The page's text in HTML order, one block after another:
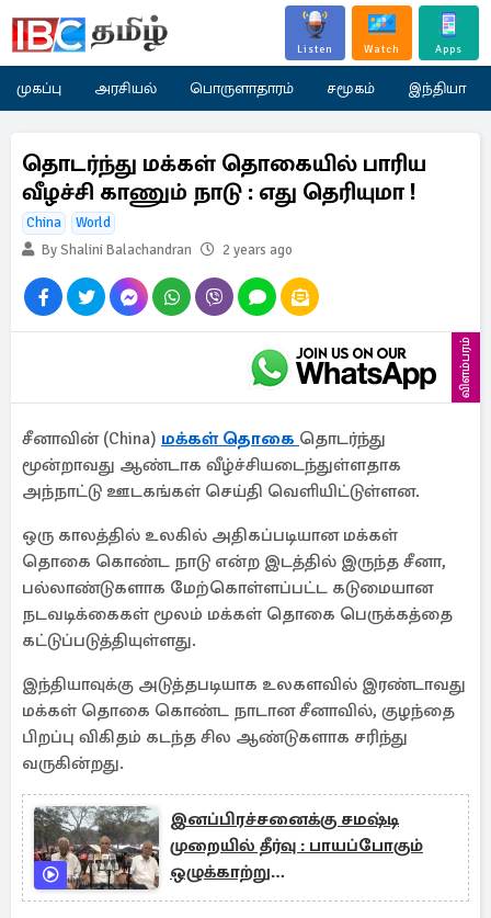
Listen Watch Apps
முகப்பு அரசியல் பொருளாதாரம் சமூகம் இந்தியா
தொடர்ந்து மக்கள் தொகையில் பாரிய
வீழச்சி காணும் நாடு : எது தெரியுமா !
China
World
By Shalini Balachandran
2 years ago
விளம்பரம்
சீனாவின் (China) மக்கள் தொகை தொடர்ந்து
மூன்றாவது ஆண்டாக வீழ்ச்சியடைந்துள்ளதாக
அந்நாட்டு ஊடகங்கள் செய்தி வெளியிட்டுள்ளன.
ஒரு காலத்தில் உலகில் அதிகப்படியான மக்கள்
தொகை கொண்ட நாடு என்ற இடத்தில் இருந்த சீனா,
பல்லாண்டுகளாக மேற்கொள்ளப்பட்ட கடுமையான
நடவடிக்கைகள் மூலம் மக்கள் தொகை பெருக்கத்தை
கட்டுப்படுத்தியுள்ளது.
இந்தியாவுக்கு அடுத்தபடியாக உலகளவில் இரண்டாவது
மக்கள் தொகை கொண்ட நாடான சீனாவில், குழந்தை
பிறப்பு விகிதம் கடந்த சில ஆண்டுகளாக சரிந்து
வருகின்றது.
இனப்பிரச்சனைக்கு சமஷ்டி
முறையில் தீர்வு : பாயப்போகும்
ஒழுக்காற்று
நடவடிக்கை:சுமந்திரன் அறிவிப்பு